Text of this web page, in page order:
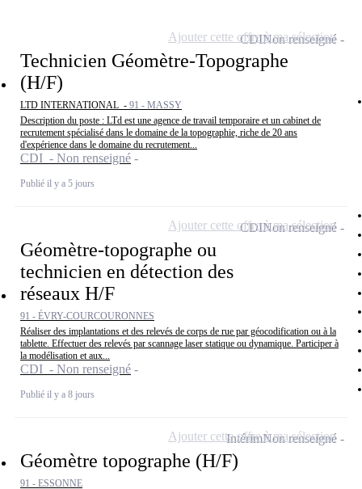
Technicien Géomètre-Topographe
(H/F)
LTD INTERNATIONAL - 91 - MASSY
Description du poste : LTd est une agence de travail temporaire et un cabinet de
recrutement spécialisé dans le domaine de la topographie, riche de 20 ans
d'expérience dans le domaine du recrutement...
CDI - Non renseigné
Publié il y a 5 jours
CDINon renseigné
Ajouter cette offre à ma sélection
Géomètre-topographe ou
technicien en détection des
réseaux H/F
91 - ÉVRY-COURCOURONNES
Réaliser des implantations et des relevés de corps de rue par géocodification ou à la
tablette. Effectuer des relevés par scannage laser statique ou dynamique. Participer à
la modélisation et aux...
CDI - Non renseigné
Publié il y a 8 jours
CDINon renseigné
Ajouter cette offre à ma sélection
Géomètre topographe (H/F)
91 - ESSONNE
IntérimNon renseigné
Ajouter cette offre à ma sélection